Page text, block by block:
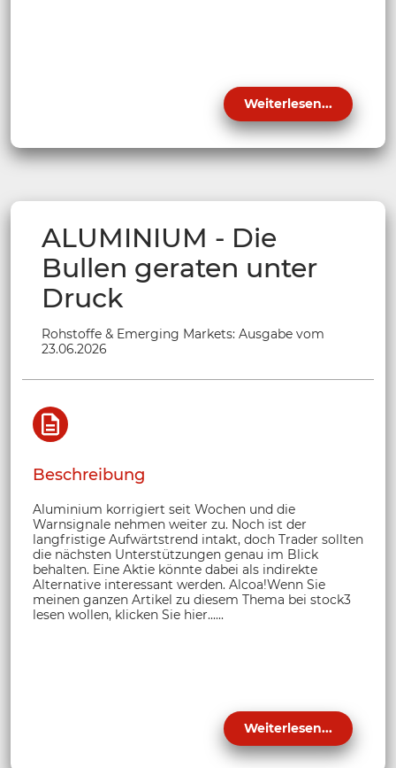
Weiterlesen...
ALUMINIUM - Die
Bullen geraten unter
Druck
Rohstoffe & Emerging Markets: Ausgabe vom
23.06.2026
Beschreibung
Aluminium korrigiert seit Wochen und die
Warnsignale nehmen weiter zu. Noch ist der
langfristige Aufwärtstrend intakt, doch Trader sollten
die nächsten Unterstützungen genau im Blick
behalten. Eine Aktie könnte dabei als indirekte
Alternative interessant werden. Alcoa!Wenn Sie
meinen ganzen Artikel zu diesem Thema bei stock3
lesen wollen, klicken Sie hier......
Weiterlesen...